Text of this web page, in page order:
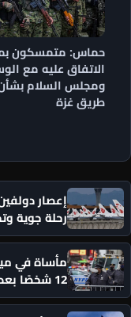
حماس: متمسكون
الاتفاق عليه مع
ومجلس السلام
طريق غزة
رحلة جوية
مأساة في
12 شخصًا بعد تحطم قارب